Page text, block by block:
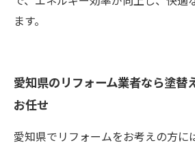
ます。
愛知県のリフォーム業者なら塗替
お任せ
愛知県でリフォームをお考えの方に